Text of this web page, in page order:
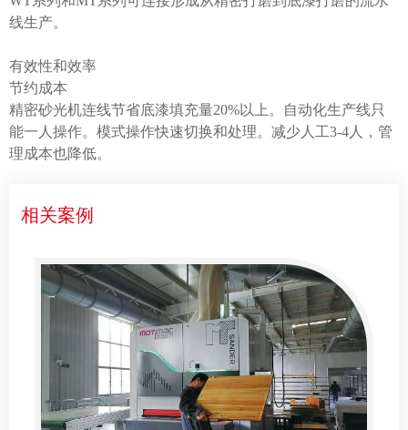
线生产。
有效性和效率
节约成本
精密砂光机连线节省底漆填充量20%以上。自动化生产线只
能一人操作。模式操作快速切换和处理。减少人工3-4人，管
理成本也降低。
相关案例